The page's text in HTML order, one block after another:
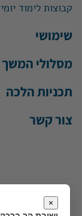
קבוצות לימוד יומי
שימושי
מסלולי המשך
תכניות הלכה
צור קשר
×